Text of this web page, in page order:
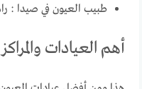
طبيب العيون في صيدا :
أهم العيادات